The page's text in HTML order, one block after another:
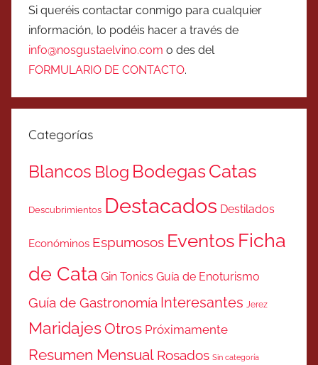
Si queréis contactar conmigo para cualquier
información, lo podéis hacer a través de
info@nosgustaelvino.com o des del
FORMULARIO DE CONTACTO.
Categorías
Blancos Blog BodegasCatas
Descubrimientos Destacados Destilados
Económinos Espumosos Eventos Ficha
de Cata Gin Tonics Guía de Enoturismo
Guía de Gastronomía Interesantes Jerez
MaridajesOtros Próximamente
Resumen Mensual Rosados Sin categoría